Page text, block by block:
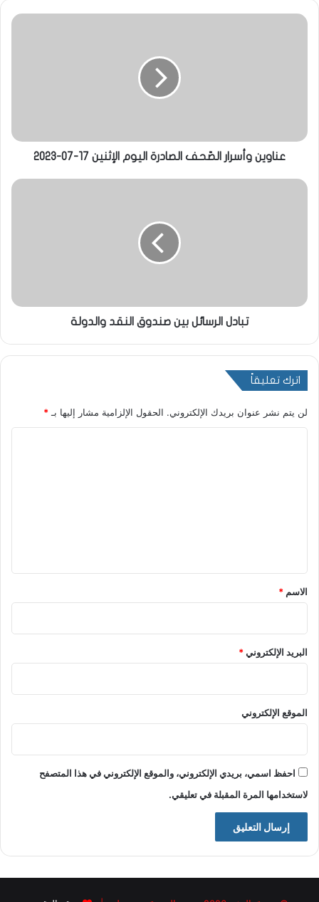
عناوين وأسرار الصّحف الصادرة اليوم الإثنين 17-07-2023
تبادل الرسائل بين صندوق النقد والدولة
اترك تعليقاً
لن يتم نشر عنوان بريدك الإلكتروني. الحقول الإلزامية مشار إليها بـ*
*
الاسم *
البريد الإلكتروني*
الموقع الإلكتروني
احفظ اسمي، بريدي الإلكتروني، والموقع الإلكتروني في هذا المتصفح
لاستخدامها المرة المقبلة في تعليقي.